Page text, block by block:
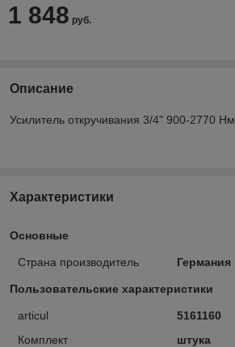
1 848 руб.
Описание
Усилитель откручивания 3/4" 900-2770 Нм.
Характеристики
Основные
Страна производитель Германия
Пользовательские характеристики
articul
5161160
Комплект
штука